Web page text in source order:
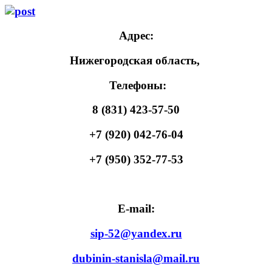
Адрес:
Нижегородская область,
Телефоны:
8 (831) 423-57-50
+7 (920) 042-76-04
+7 (950) 352-77-53
E-mail:
sip-52@yandex.ru
dubinin-stanisla@mail.ru